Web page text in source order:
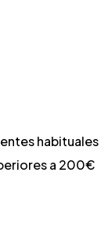
habituales
a 200€